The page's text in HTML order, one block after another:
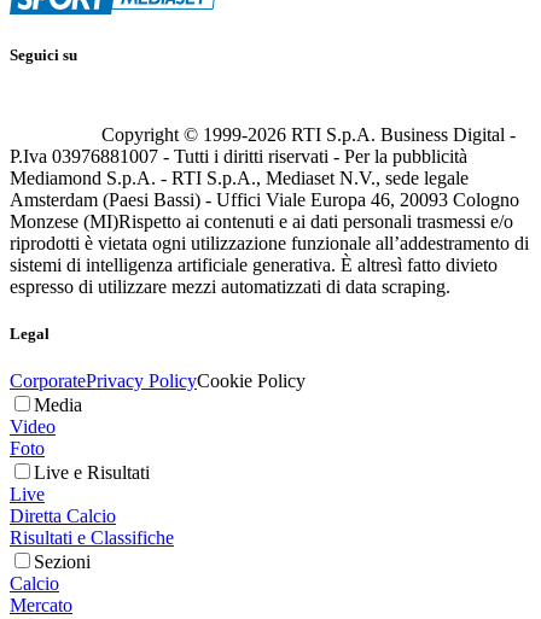
Seguici su
Copyright © 1999-2026 RTI S.p.A. Business Digital -
P.Iva 03976881007 - Tutti i diritti riservati - Per la pubblicità
Mediamond S.p.A. - RTI S.p.A., Mediaset N.V., sede legale
Amsterdam (Paesi Bassi) - Uffici Viale Europa 46, 20093 Cologno
Monzese (MI)Rispetto ai contenuti e ai dati personali trasmessi e/o
riprodotti è vietata ogni utilizzazione funzionale all’addestramento di
sistemi di intelligenza artificiale generativa. È altresì fatto divieto
espresso di utilizzare mezzi automatizzati di data scraping.
Legal
CorporatePrivacy PolicyCookie Policy
Media
Video
Foto
Live e Risultati
Live
Diretta Calcio
Risultati e Classifiche
Sezioni
Calcio
Mercato